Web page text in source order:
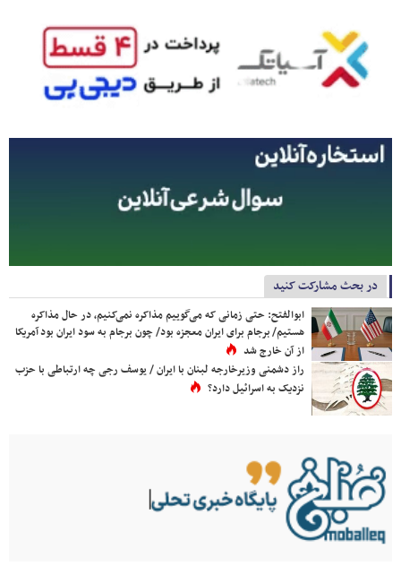
در بحث مشارکت کنید
ابوالفتح: حتی زمانی که می‌گوییم مذاکره نمی‌کنیم، در حال مذاکره
هستیم/ برجام برای ایران معجزه بود/ چون برجام به سود ایران بود آمریکا
از آن خارج شد
راز دشمنی وزیرخارجه لبنان با ایران / یوسف رجی چه ارتباطی با حزب
نزدیک به اسرائیل دارد؟